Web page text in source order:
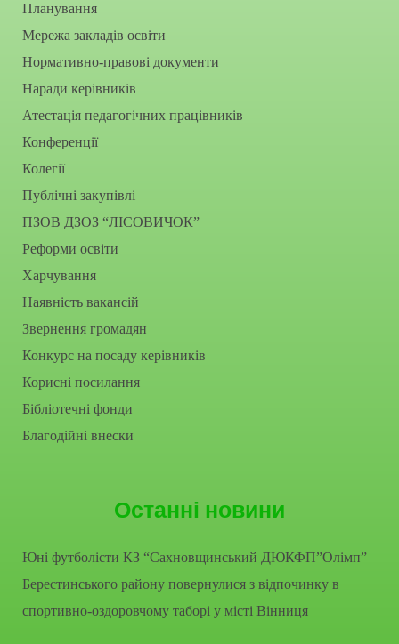
Планування
Мережа закладів освіти
Нормативно-правові документи
Наради керівників
Атестація педагогічних працівників
Конференції
Колегії
Публічні закупівлі
ПЗОВ ДЗОЗ “ЛІСОВИЧОК”
Реформи освіти
Харчування
Наявність вакансій
Звернення громадян
Конкурс на посаду керівників
Корисні посилання
Бібліотечні фонди
Благодійні внески
Останні новини
Юні футболісти КЗ “Сахновщинський ДЮКФП”Олімп”
Берестинського району повернулися з відпочинку в
спортивно-оздоровчому таборі у місті Вінниця